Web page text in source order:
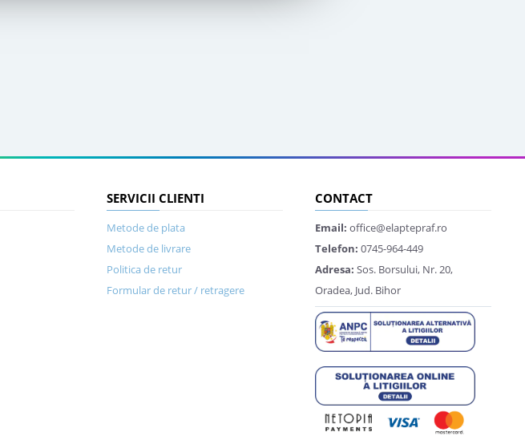
SERVICII CLIENTI
Metode de plata
Metode de livrare
Politica de retur
Formular de retur / retragere
CONTACT
Email: office@elaptepraf.ro
Telefon: 0745-964-449
Adresa: Sos. Borsului, Nr. 20,
Oradea, Jud. Bihor